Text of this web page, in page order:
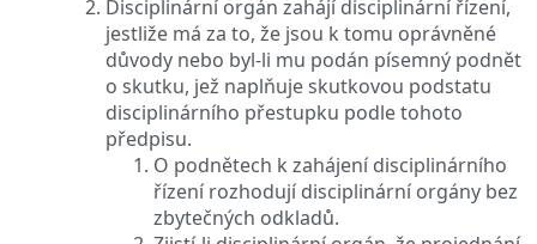
Disciplinární orgán zahájí disciplinární řízení,
jestliže má za to, že jsou k tomu oprávněné
důvody nebo byl-li mu podán písemný podnět
o skutku, jež naplňuje skutkovou podstatu
disciplinárního přestupku podle tohoto
předpisu.
O podnětech k zahájení disciplinárního
řízení rozhodují disciplinární orgány bez
zbytečných odkladů.